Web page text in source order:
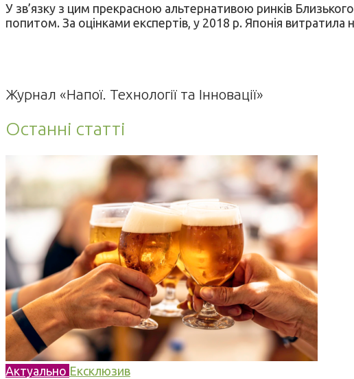
У зв’язку з цим прекрасною альтернативою ринків
попитом. За оцінками експертів, у 2018 р. Японія витратила
Журнал «Напої. Технології та Інновації»
Останні статті
Актуально Ексклюзив